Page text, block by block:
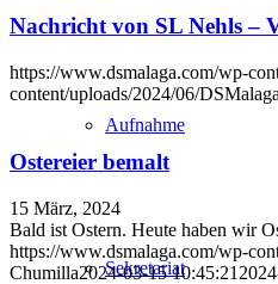
Aufnahme
Sekretariat
Nachricht von SL Nehls –
https://www.dsmalaga.com/wp-
content/uploads/2024/06/
Ostereier bemalt
15 März, 2024
Bald ist Ostern. Heute haben wir
https://www.dsmalaga.com/wp-
Chumilla2024-03-15 10:45:21